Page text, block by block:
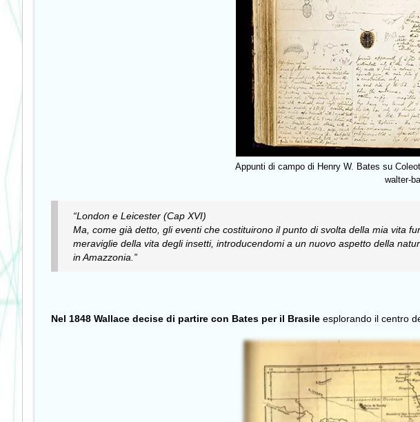
Appunti di campo di Henry W. Bates su
walter-
“London e Leicester (Cap XVI)
Ma, come già detto, gli eventi che costituirono il punto di svolta della mia vita
meraviglie della vita degli insetti, introducendomi a un nuovo aspetto della
in Amazzonia.”
Nel 1848 Wallace decise di partire con Bates per il Brasile esplorando il centro